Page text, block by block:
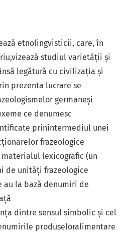
etnolingvisticii, care, în
studiul varietății și
legătură cu civilizația și
prezenta lucrare se
germaneși
ce denumesc
prinintermediul unei
frazeologice
lexicografic (un
de unități frazeologice
au la bază denumiri de
dintre sensul simbolic și cel
produseloralimentare